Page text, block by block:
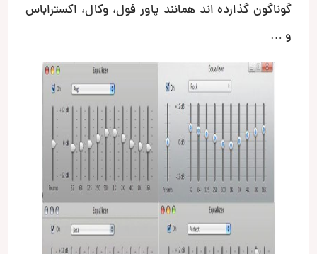
گوناگون گذارده اند همانند پاور فول، وکال، اکستراباس
و …